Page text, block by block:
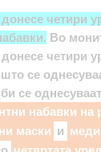
четири
. Во
четири
се
се
набавки
маски и